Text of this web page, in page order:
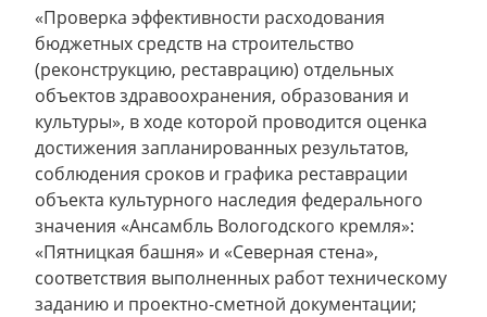
«Проверка эффективности расходования
бюджетных средств на строительство
(реконструкцию, реставрацию) отдельных
объектов здравоохранения, образования и
культуры», в ходе которой проводится оценка
достижения запланированных результатов,
соблюдения сроков и графика реставрации
объекта культурного наследия федерального
значения «Ансамбль Вологодского кремля»:
«Пятницкая башня» и «Северная стена»,
соответствия выполненных работ техническому
заданию и проектно-сметной документации;